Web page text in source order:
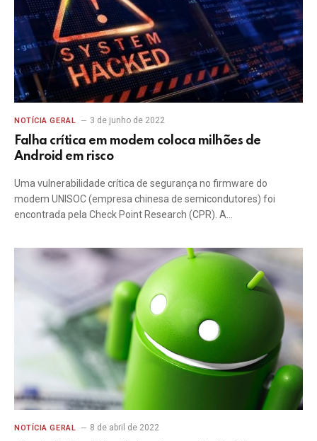
NOTÍCIA GERAL 3 de junho de 2022
Falha crítica em modem coloca milhões de
Android em risco
Uma vulnerabilidade crítica de segurança no firmware do
modem UNISOC (empresa chinesa de semicondutores) foi
encontrada pela Check Point Research (CPR). A…
NOTÍCIA GERAL 8 de abril de 2022